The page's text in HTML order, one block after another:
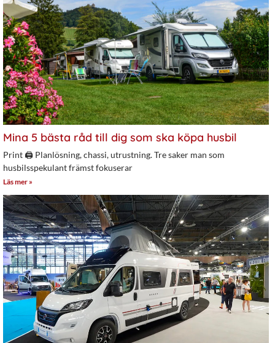
Mina 5 bästa råd till dig som ska köpa husbil
Print 🖨 Planlösning, chassi, utrustning. Tre saker man som
husbilsspekulant främst fokuserar
Läs mer »